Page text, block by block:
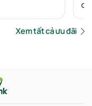
Xem tất cả ưu đãi